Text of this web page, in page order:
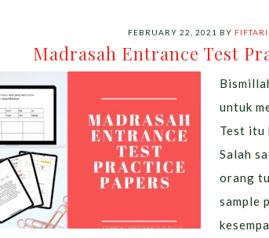
FEBRUARY 22, 2021 BY
Madrasah Entrance Test
untuk
Test itu
Salah
orang
sample